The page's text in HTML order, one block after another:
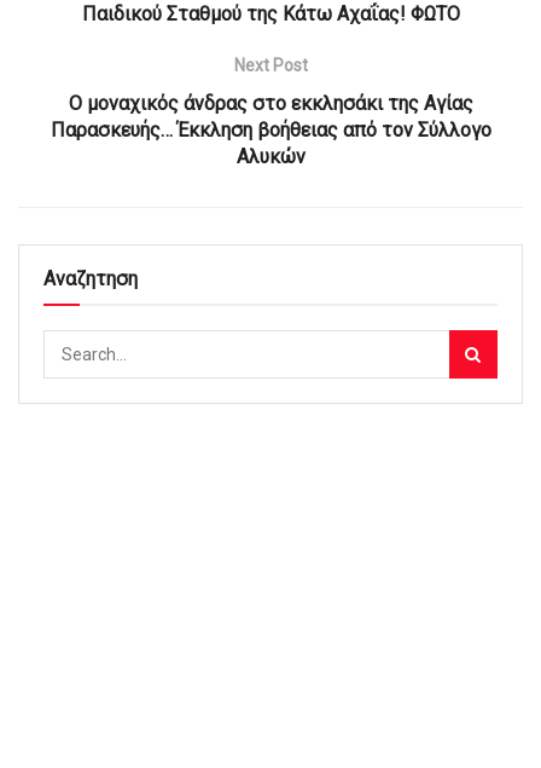
Παιδικού Σταθμού της Κάτω Αχαΐας! ΦΩΤΟ
Next Post
Ο μοναχικός άνδρας στο εκκλησάκι της Αγίας
Παρασκευής… Έκκληση βοήθειας από τον Σύλλογο
Αλυκών
Αναζητηση